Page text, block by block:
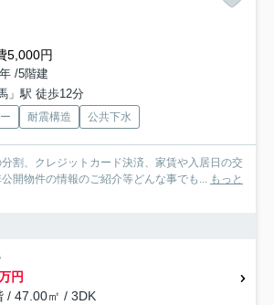
5,000円
/5階建
」駅 徒歩12分
耐震構造 公共下水
割、クレジットカード決済、家賃や入居日の交
開物件の情報のご紹介等どんな事でも... もっと
円
/ 47.00㎡ / 3DK